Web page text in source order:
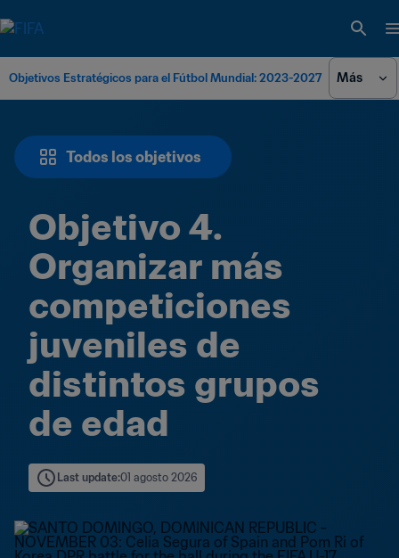
Objetivos Estratégicos para el Fútbol Mundial: 2023-2027 Más
Todos los objetivos
Objetivo 4.
Organizar más
competiciones
juveniles de
distintos grupos
de edad
Last update:01 agosto 2026